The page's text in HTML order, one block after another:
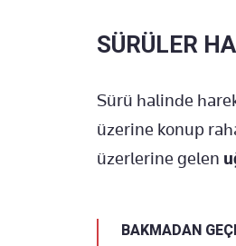
SÜRÜLER
Sürü halinde
üzerine konup
üzerlerine gelen
BAKMADAN